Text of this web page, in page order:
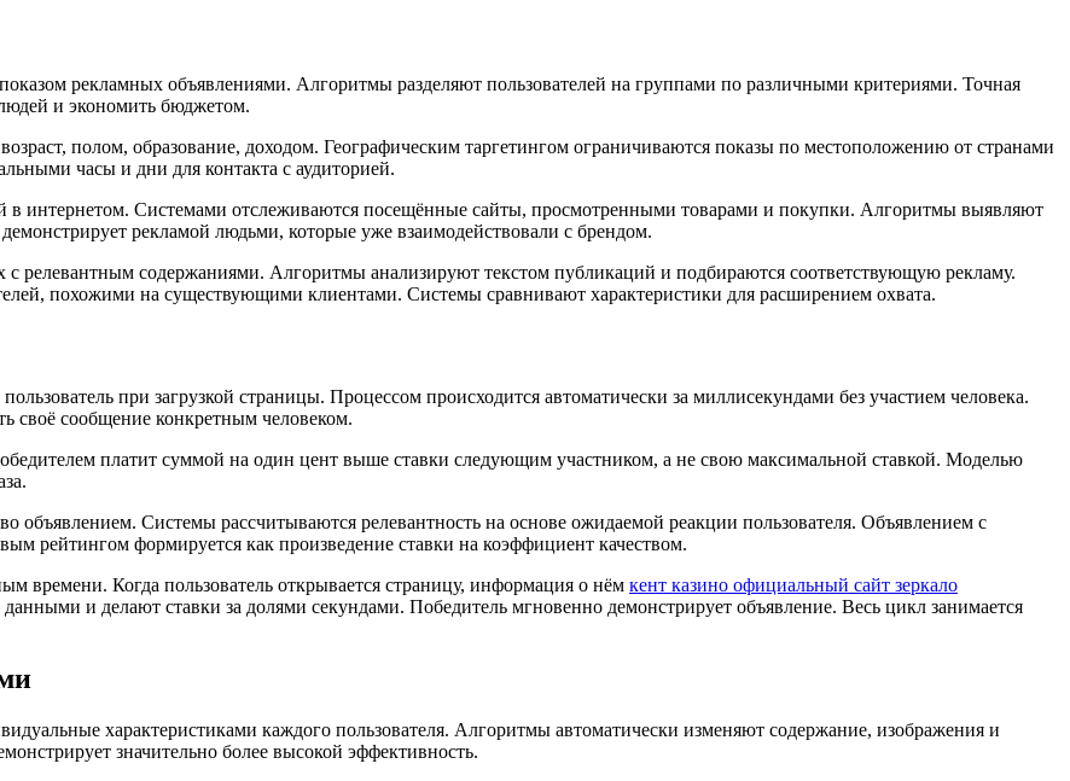
рекламных объявлениями. Алгоритмы разделяют пользователей на группами по различными критериями. Точная
и экономить бюджетом.
полом, образование, доходом. Географическим таргетингом ограничиваются показы по местоположению от странами
часы и дни для контакта с аудиторией.
в интернетом. Системами отслеживаются посещённые сайты, просмотренными товарами и покупки. Алгоритмы выявляют
рекламой людьми, которые уже взаимодействовали с брендом.
с релевантным содержаниями. Алгоритмы анализируют текстом публикаций и подбираются соответствующую рекламу.
похожими на существующими клиентами. Системы сравнивают характеристики для расширением охвата.
при загрузкой страницы. Процессом происходится автоматически за миллисекундами без участием человека.
своё сообщение конкретным человеком.
платит суммой на один цент выше ставки следующим участником, а не свою максимальной ставкой. Моделью
объявлением. Системы рассчитываются релевантность на основе ожидаемой реакции пользователя. Объявлением с
рейтингом формируется как произведение ставки на коэффициент качеством.
времени. Когда пользователь открывается страницу, информация о нём кент казино официальный сайт зеркало
и делают ставки за долями секундами. Победитель мгновенно демонстрирует объявление. Весь цикл занимается
характеристиками каждого пользователя. Алгоритмы автоматически изменяют содержание, изображения и
значительно более высокой эффективность.